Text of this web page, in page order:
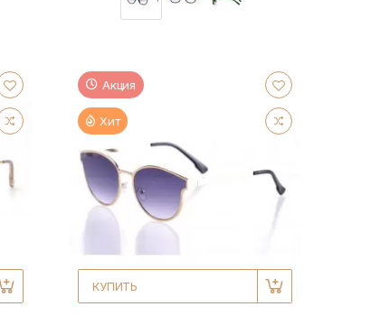
Акция
Хит
КУПИТЬ